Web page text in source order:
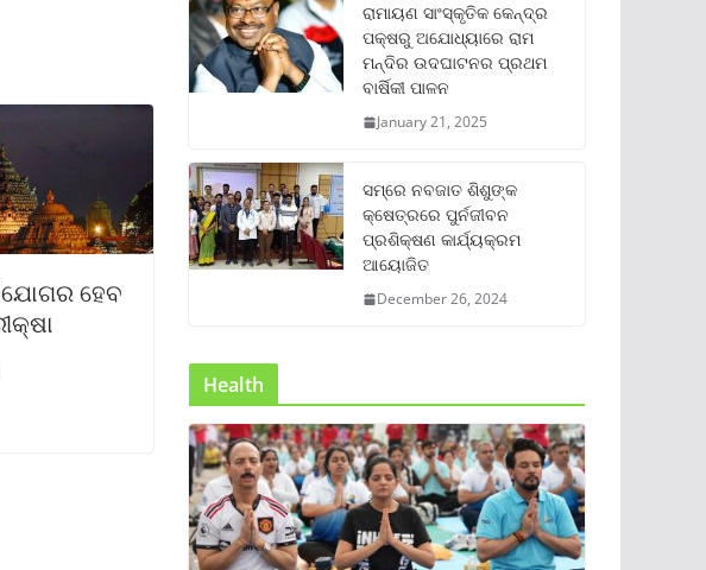
ହେବ
ରାମାୟଣ ସାଂସ୍କୃତିକ କେନ୍ଦ୍ର
ପକ୍ଷରୁ ଅଯୋଧ୍ୟାରେ ରାମ
ମନ୍ଦିର ଉଦଘାଟନର ପ୍ରଥମ
ବାର୍ଷିକୀ ପାଳନ
January 21, 2025
ସମ୍‌ରେ ନବଜାତ ଶିଶୁଙ୍କ
କ୍ଷେତ୍ରରେ ପୁର୍ନଜୀବନ
ପ୍ରଶିକ୍ଷଣ କାର୍ଯ୍ୟକ୍ରମ
ଆୟୋଜିତ
December 26, 2024
Health